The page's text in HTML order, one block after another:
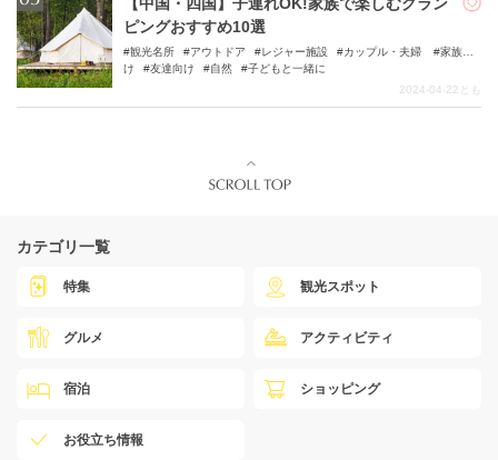
ピングおすすめ10選
観光名所 アウトドア レジャー施設 カップル・夫婦
家族向
け
友達向け 自然
子どもと一緒に
2024-04-22 とも
カテゴリ一覧
特集 観光スポット
グルメ アクティビティ
宿泊 ショッピング
お役立ち情報